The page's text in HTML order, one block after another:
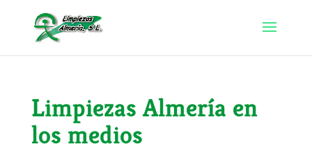
Limpiezas Almería en
los medios